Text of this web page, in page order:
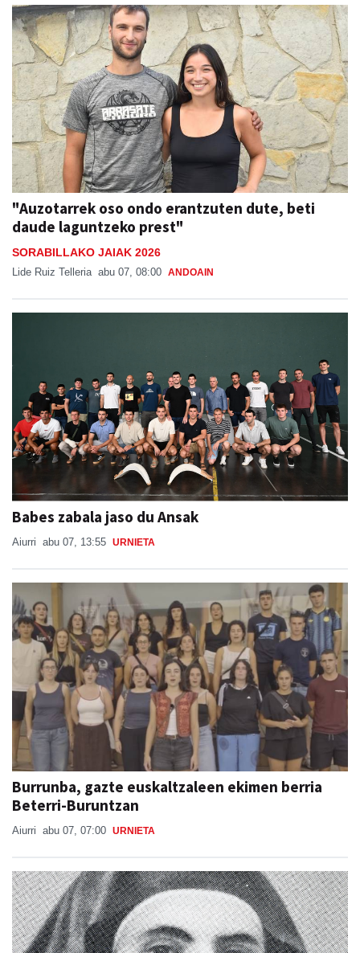
"Auzotarrek oso ondo erantzuten dute, beti
daude laguntzeko prest"
SORABILLAKO JAIAK 2026
Lide Ruiz Telleria abu 07, 08:00 ANDOAIN
Babes zabala jaso du Ansak
Aiurri abu 07, 13:55 URNIETA
Burrunba, gazte euskaltzaleen ekimen berria
Beterri-Buruntzan
Aiurri abu 07, 07:00 URNIETA